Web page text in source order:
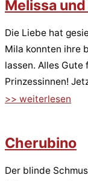
Melissa
Die Liebe hat
Mila konnten ihre
lassen. Alles
Prinzessinnen!
>> weiterlesen
Cherubino
Der blinde